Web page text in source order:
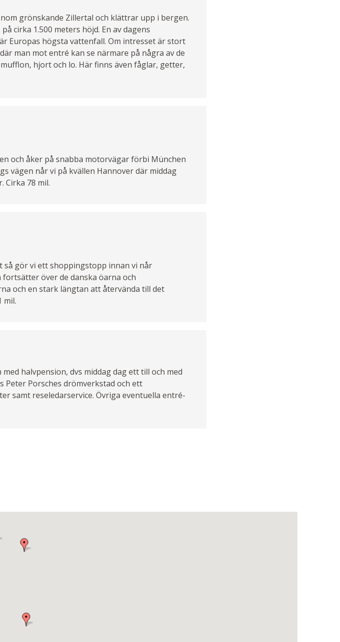
grönskande Zillertal och klättrar upp i bergen.
cirka 1.500 meters höjd. En av dagens
Europas högsta vattenfall. Om intresset är stort
man mot entré kan se närmare på några av de
hjort och lo. Här finns även fåglar, getter,
och åker på snabba motorvägar förbi München
vägen når vi på kvällen Hannover där middag
Cirka 78 mil.
så gör vi ett shoppingstopp innan vi når
över de danska öarna och
och en stark längtan att återvända till det
mil.
halvpension, dvs middag dag ett till och med
Porsches drömverkstad och ett
samt reseledarservice. Övriga eventuella entré-